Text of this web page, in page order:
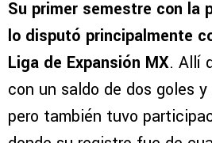
Su primer semestre con la
lo disputó principalmente
Liga de Expansión MX. Allí
con un saldo de dos goles
pero también tuvo